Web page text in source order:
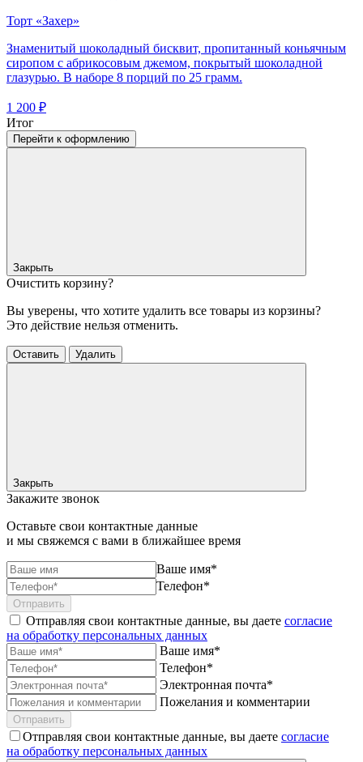
Торт «Захер»
Знаменитый шоколадный бисквит, пропитанный коньячным
сиропом с абрикосовым джемом, покрытый шоколадной
глазурью. В наборе 8 порций по 25 грамм.
1 200 ₽
Итог
Перейти к оформлению
Закрыть
Очистить корзину?
Вы уверены, что хотите удалить все товары из корзины?
Это действие нельзя отменить.
Оставить Удалить
Закрыть
Закажите звонок
Оставьте свои контактные данные
и мы свяжемся с вами в ближайшее время
Ваше имя*
Телефон*
Отправить
Отправляя свои контактные данные, вы даете согласие
на обработку персональных данных
Ваше имя*
Телефон*
Электронная почта*
Пожелания и комментарии
Отправить
Отправляя свои контактные данные, вы даете согласие
на обработку персональных данных